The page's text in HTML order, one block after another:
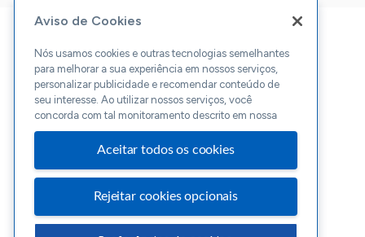
Aviso de Cookies
Nós usamos cookies e outras tecnologias semelhantes
para melhorar a sua experiência em nossos serviços,
personalizar publicidade e recomendar conteúdo de
seu interesse. Ao utilizar nossos serviços, você
concorda com tal monitoramento descrito em nossa
Aceitar todos os cookies
Rejeitar cookies opcionais